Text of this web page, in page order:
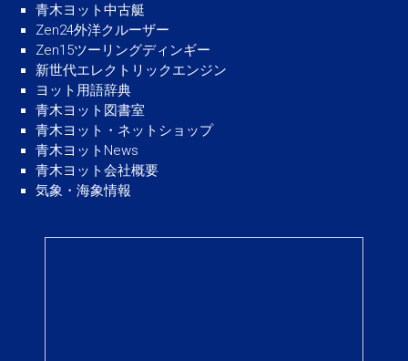
青木ヨット中古艇
Zen24外洋クルーザー
Zen15ツーリングディンギー
新世代エレクトリックエンジン
ヨット用語辞典
青木ヨット図書室
青木ヨット・ネットショップ
青木ヨットNews
青木ヨット会社概要
気象・海象情報